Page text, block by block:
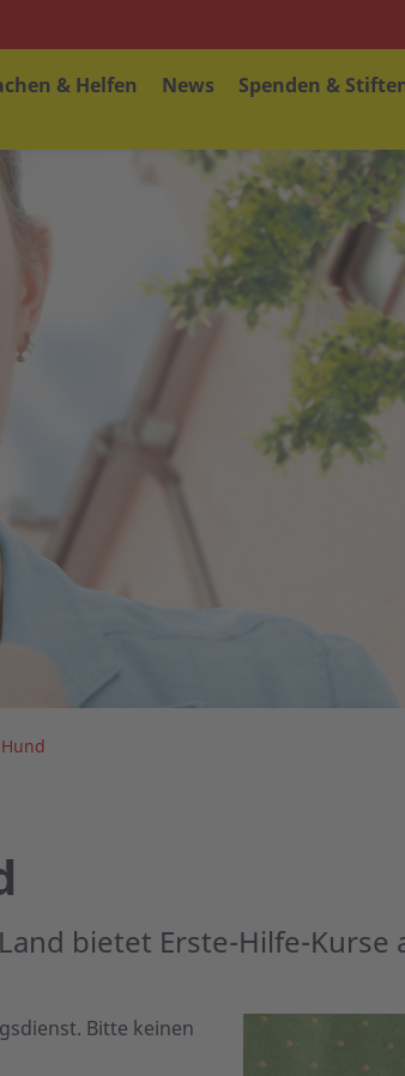
& Helfen News Spenden &
bietet Erste-Hilfe-Kurse
Bitte keinen